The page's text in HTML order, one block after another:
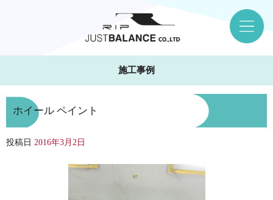
施工事例
ホイール ペイント
投稿日 2016年3月2日